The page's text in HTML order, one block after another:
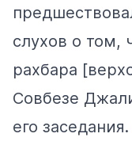
слухов о том,
рахбара
Совбезе
его